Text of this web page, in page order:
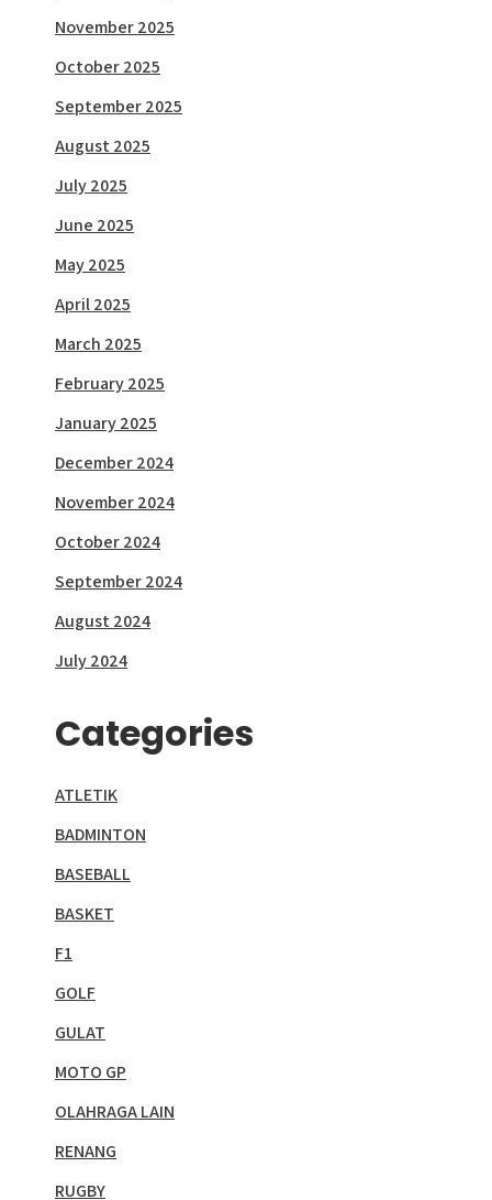
November 2025
October 2025
September 2025
August 2025
July 2025
June 2025
May 2025
April 2025
March 2025
February 2025
January 2025
December 2024
November 2024
October 2024
September 2024
August 2024
July 2024
Categories
ATLETIK
BADMINTON
BASEBALL
BASKET
F1
GOLF
GULAT
MOTO GP
OLAHRAGA LAIN
RENANG
RUGBY